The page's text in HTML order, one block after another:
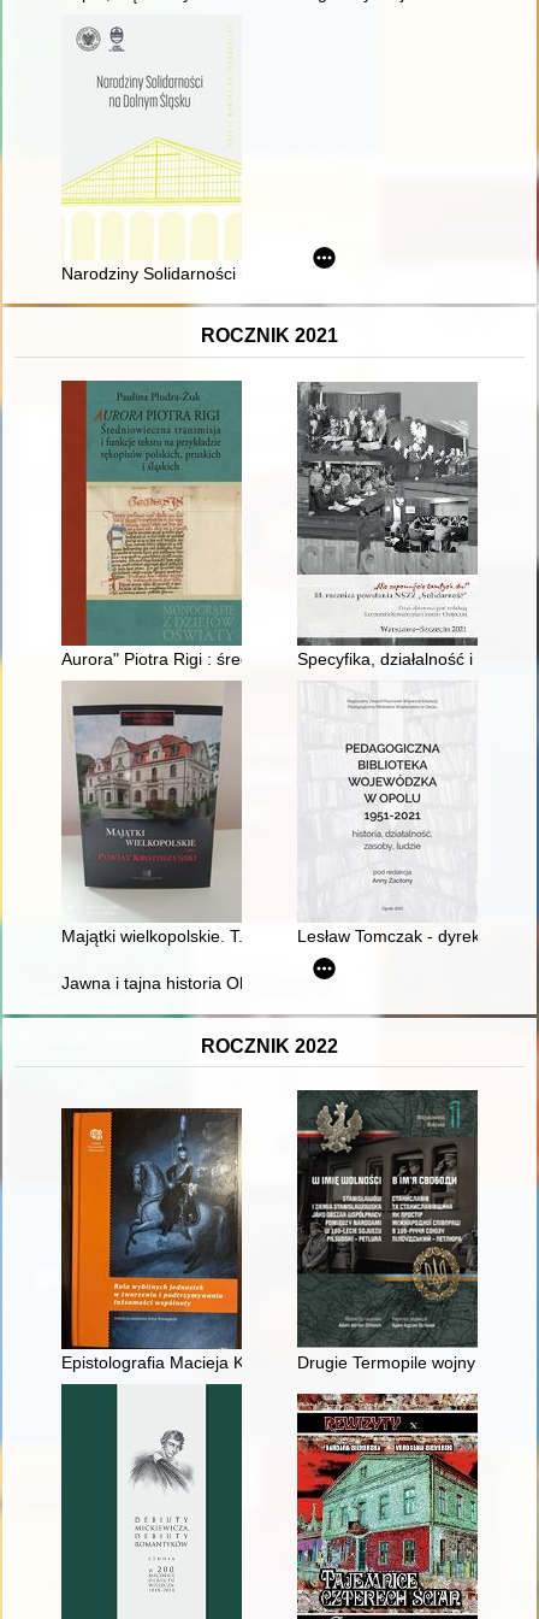
Narodziny Solidarności na Dolnym Śląsku
ROCZNIK 2021
Aurora" Piotra Rigi : średniowieczna transmisja i funkcje
Specyfika, działalność i
Majątki wielkopolskie. T. 10, Lesław Tomczak - dyrektor
Jawna i tajna historia Obrządku Szkockiego Dawnego
ROCZNIK 2022
Epistolografia Macieja Konopackiego jako źródło do badań
Drugie Termopile wojny